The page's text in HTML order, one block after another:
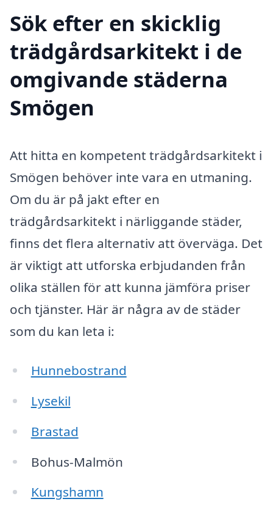
Sök efter en skicklig
trädgårdsarkitekt i de
omgivande städerna
Smögen
Att hitta en kompetent trädgårdsarkitekt i
Smögen behöver inte vara en utmaning.
Om du är på jakt efter en
trädgårdsarkitekt i närliggande städer,
finns det flera alternativ att överväga. Det
är viktigt att utforska erbjudanden från
olika ställen för att kunna jämföra priser
och tjänster. Här är några av de städer
som du kan leta i:
Hunnebostrand
Lysekil
Brastad
Bohus-Malmön
Kungshamn